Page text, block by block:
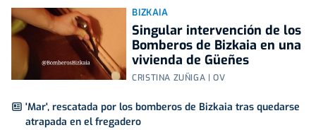
BIZKAIA
Singular intervención de los
Bomberos de Bizkaia en una
vivienda de Güeñes
CRISTINA ZUÑIGA | OV
'Mar', rescatada por los bomberos de Bizkaia tras quedarse
atrapada en el fregadero